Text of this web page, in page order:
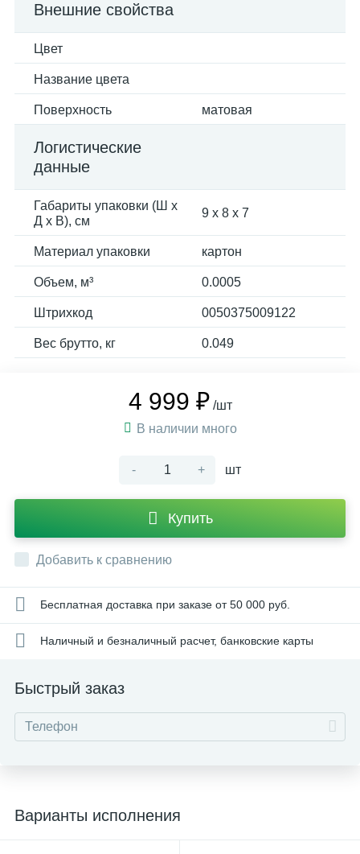
Внешние свойства
Цвет
Название цвета
Поверхность матовая
Логистические
данные
Габариты упаковки (Ш х
Д х В), см
9 x 8 x 7
Материал упаковки картон
Объем, м³ 0.0005
Штрихкод 0050375009122
Вес брутто, кг 0.049
4 999 ₽ /шт
В наличии много
- + шт
Купить
Добавить к сравнению
Бесплатная доставка при заказе от 50 000 руб.
Наличный и безналичный расчет, банковские карты
Быстрый заказ
Варианты исполнения